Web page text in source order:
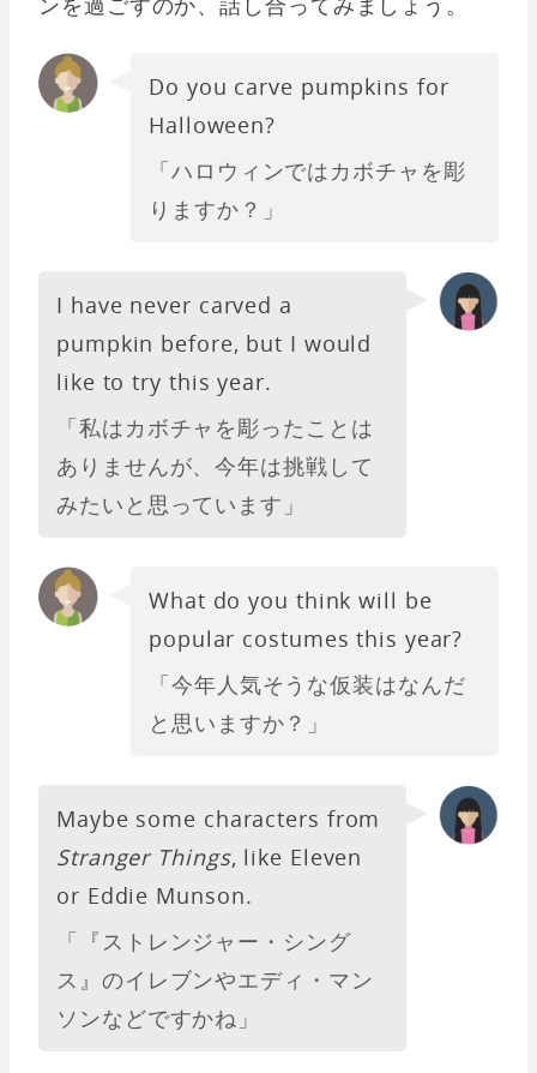
Do you carve pumpkins for
Halloween?
「ハロウィンではカボチャを彫
りますか？」
I have never carved a
pumpkin before, but I would
like to try this year.
「私はカボチャを彫ったことは
ありませんが、今年は挑戦して
みたいと思っています」
What do you think will be
popular costumes this year?
「今年人気そうな仮装はなんだ
と思いますか？」
Maybe some characters from
Stranger Things, like Eleven
or Eddie Munson.
「『ストレンジャー・シング
ス』のイレブンやエディ・マン
ソンなどですかね」